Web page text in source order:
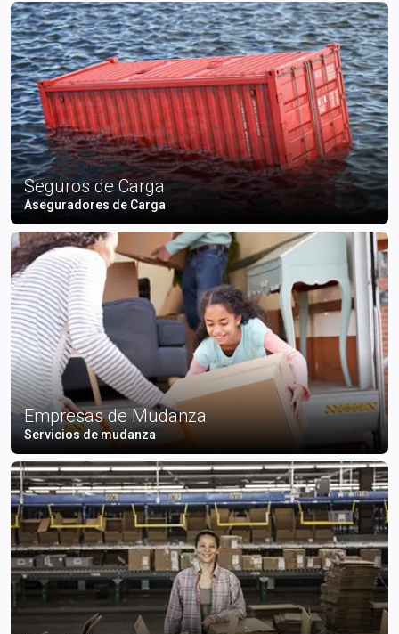
Seguros de Carga
Aseguradores de Carga
Empresas de Mudanza
Servicios de mudanza